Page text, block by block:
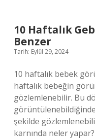
10 Haftalık
Benzer
Tarih: Eylül 29, 2024
10 haftalık bebek
haftalık bebeğin
gözlemlenebilir. Bu
şekilde
karnında neler